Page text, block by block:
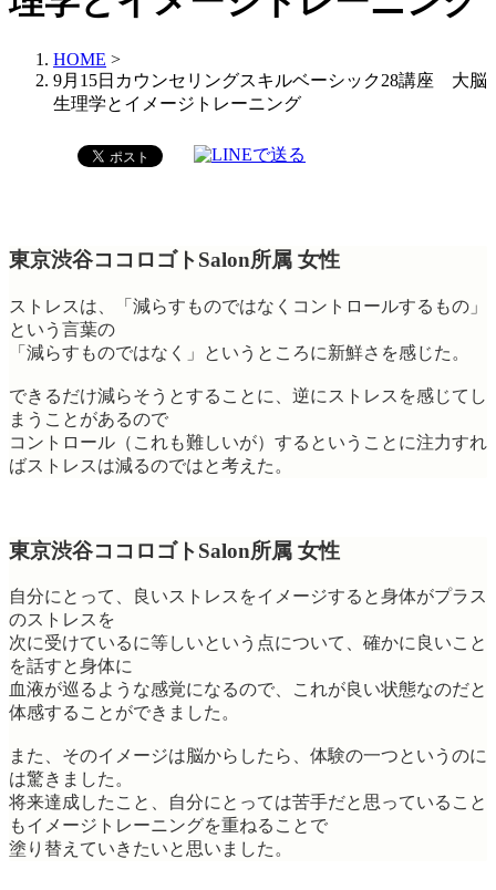
HOME >
9月15日カウンセリングスキルベーシック28講座 大脳
生理学とイメージトレーニング
東京渋谷ココロゴトSalon所属 女性
ストレスは、「減らすものではなくコントロールするもの」
という言葉の
「減らすものではなく」というところに新鮮さを感じた。
できるだけ減らそうとすることに、逆にストレスを感じてし
まうことがあるので
コントロール（これも難しいが）するということに注力すれ
ばストレスは減るのではと考えた。
東京渋谷ココロゴトSalon所属 女性
自分にとって、良いストレスをイメージすると身体がプラス
のストレスを
次に受けているに等しいという点について、確かに良いこと
を話すと身体に
血液が巡るような感覚になるので、これが良い状態なのだと
体感することができました。
また、そのイメージは脳からしたら、体験の一つというのに
は驚きました。
将来達成したこと、自分にとっては苦手だと思っていること
もイメージトレーニングを重ねることで
塗り替えていきたいと思いました。